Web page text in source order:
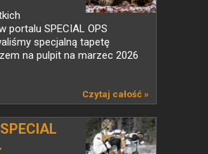
portalu SPECIAL OPS
specjalną tapetę
na pulpit na marzec 2026
Czytaj całość »